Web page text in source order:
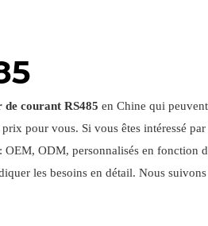
de courant RS485 en Chine qui
pour vous. Si vous êtes intéressé
ODM, personnalisés en fonction
les besoins en détail. Nous